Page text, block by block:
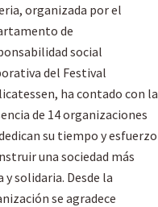
organizada por el
de
social
del Festival
ha contado con la
de 14 organizaciones
su tiempo y esfuerzo
una sociedad más
y solidaria. Desde la
se agradece